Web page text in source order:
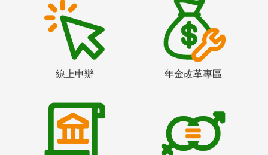
線上申辦 年金改革專區